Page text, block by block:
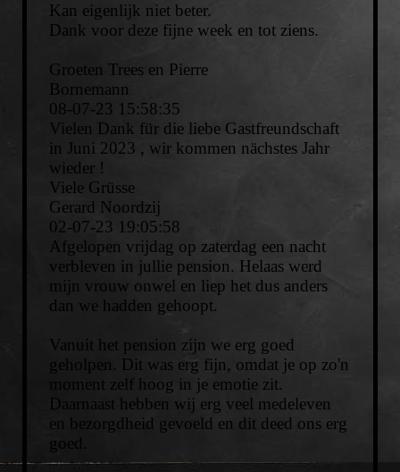
Kan eigenlijk niet beter.
Dank voor deze fijne week en tot ziens.
Groeten Trees en Pierre
Bornemann
08-07-23 15:58:35
Vielen Dank für die liebe Gastfreundschaft
in Juni 2023 , wir kommen nächstes Jahr
wieder !
Viele Grüsse
Gerard Noordzij
02-07-23 19:05:58
Afgelopen vrijdag op zaterdag een nacht
verbleven in jullie pension. Helaas werd
mijn vrouw onwel en liep het dus anders
dan we hadden gehoopt.
Vanuit het pension zijn we erg goed
geholpen. Dit was erg fijn, omdat je op zo'n
moment zelf hoog in je emotie zit.
Daarnaast hebben wij erg veel medeleven
en bezorgdheid gevoeld en dit deed ons erg
goed.